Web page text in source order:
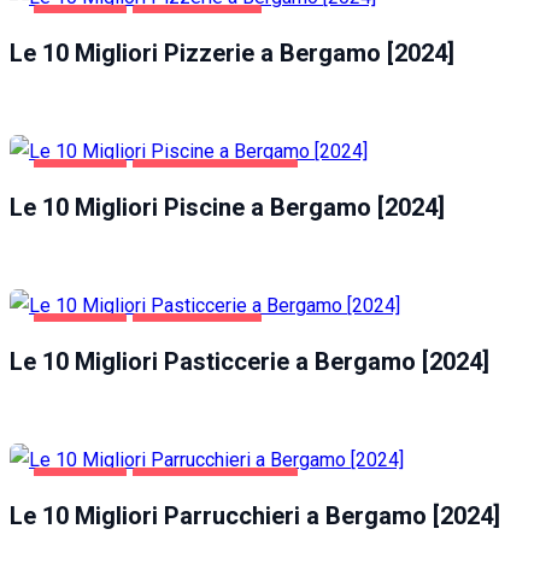
Le 10 Migliori Pizzerie a Bergamo [2024]
Le 10 Migliori Piscine a Bergamo [2024]
Le 10 Migliori Pasticcerie a Bergamo [2024]
Le 10 Migliori Parrucchieri a Bergamo [2024]